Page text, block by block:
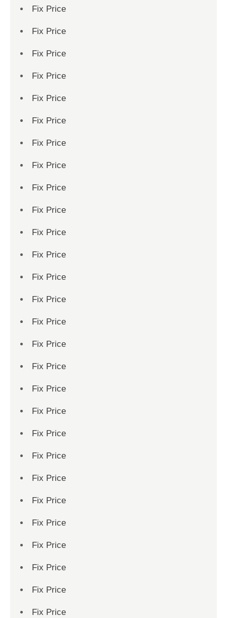
Fix Price
Fix Price
Fix Price
Fix Price
Fix Price
Fix Price
Fix Price
Fix Price
Fix Price
Fix Price
Fix Price
Fix Price
Fix Price
Fix Price
Fix Price
Fix Price
Fix Price
Fix Price
Fix Price
Fix Price
Fix Price
Fix Price
Fix Price
Fix Price
Fix Price
Fix Price
Fix Price
Fix Price